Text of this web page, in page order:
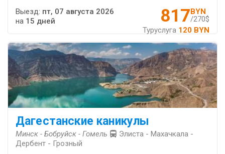
817 BYN
/270$
Туруслуга 120 BYN
Выезд: пт, 07 августа 2026
на 15 дней
Дагестанские каникулы
Минск - Бобруйск - Гомель
Элиста - Махачкала -
Дербент - Грозный